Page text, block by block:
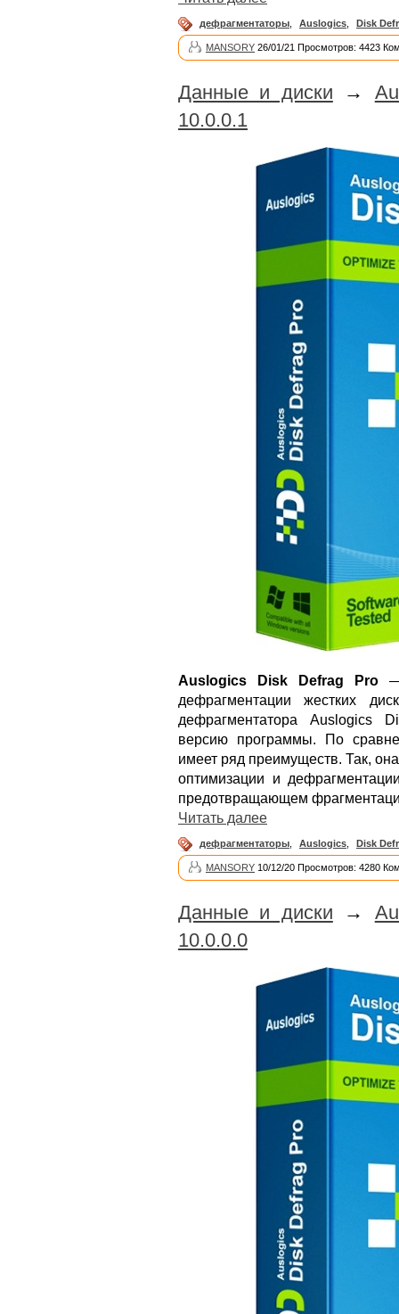
дефрагментаторы Auslogics Disk
MANSORY 26/01/21 Просмотров: 4423
Данные и диски →
10.0.0.1
Auslogics Disk Defrag Pro —
дефрагментации жестких
дефрагментатора Auslogics
версию программы. По
имеет ряд преимуществ. Так,
оптимизации и
предотвращающем
Читать далее
дефрагментаторы Auslogics Disk
MANSORY 10/12/20 Просмотров: 4280
Данные и диски →
10.0.0.0